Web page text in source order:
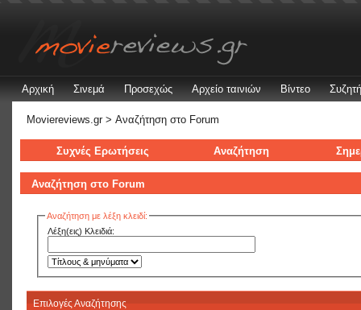
Αρχική Σινεμά Προσεχώς Αρχείο ταινιών Βίντεο
Moviereviews.gr > Αναζήτηση στo Forum
Συχνές Ερωτήσεις Αναζήτηση
Αναζήτηση στo Forum
Αναζήτηση με λέξη κλειδί:
Λέξη(εις) Κλειδιά:
Επιλογές Αναζήτησης